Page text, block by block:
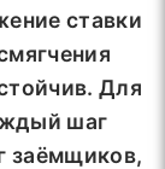
ставки
Для
шаг
заёмщиков,